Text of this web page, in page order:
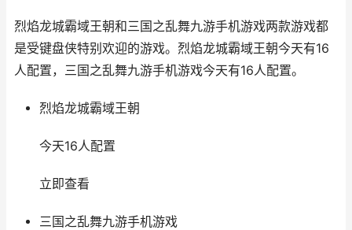
烈焰龙城霸域王朝和三国之乱舞九游手机游戏两款游戏都
是受键盘侠特别欢迎的游戏。烈焰龙城霸域王朝今天有16
人配置，三国之乱舞九游手机游戏今天有16人配置。
烈焰龙城霸域王朝
今天16人配置
立即查看
三国之乱舞九游手机游戏